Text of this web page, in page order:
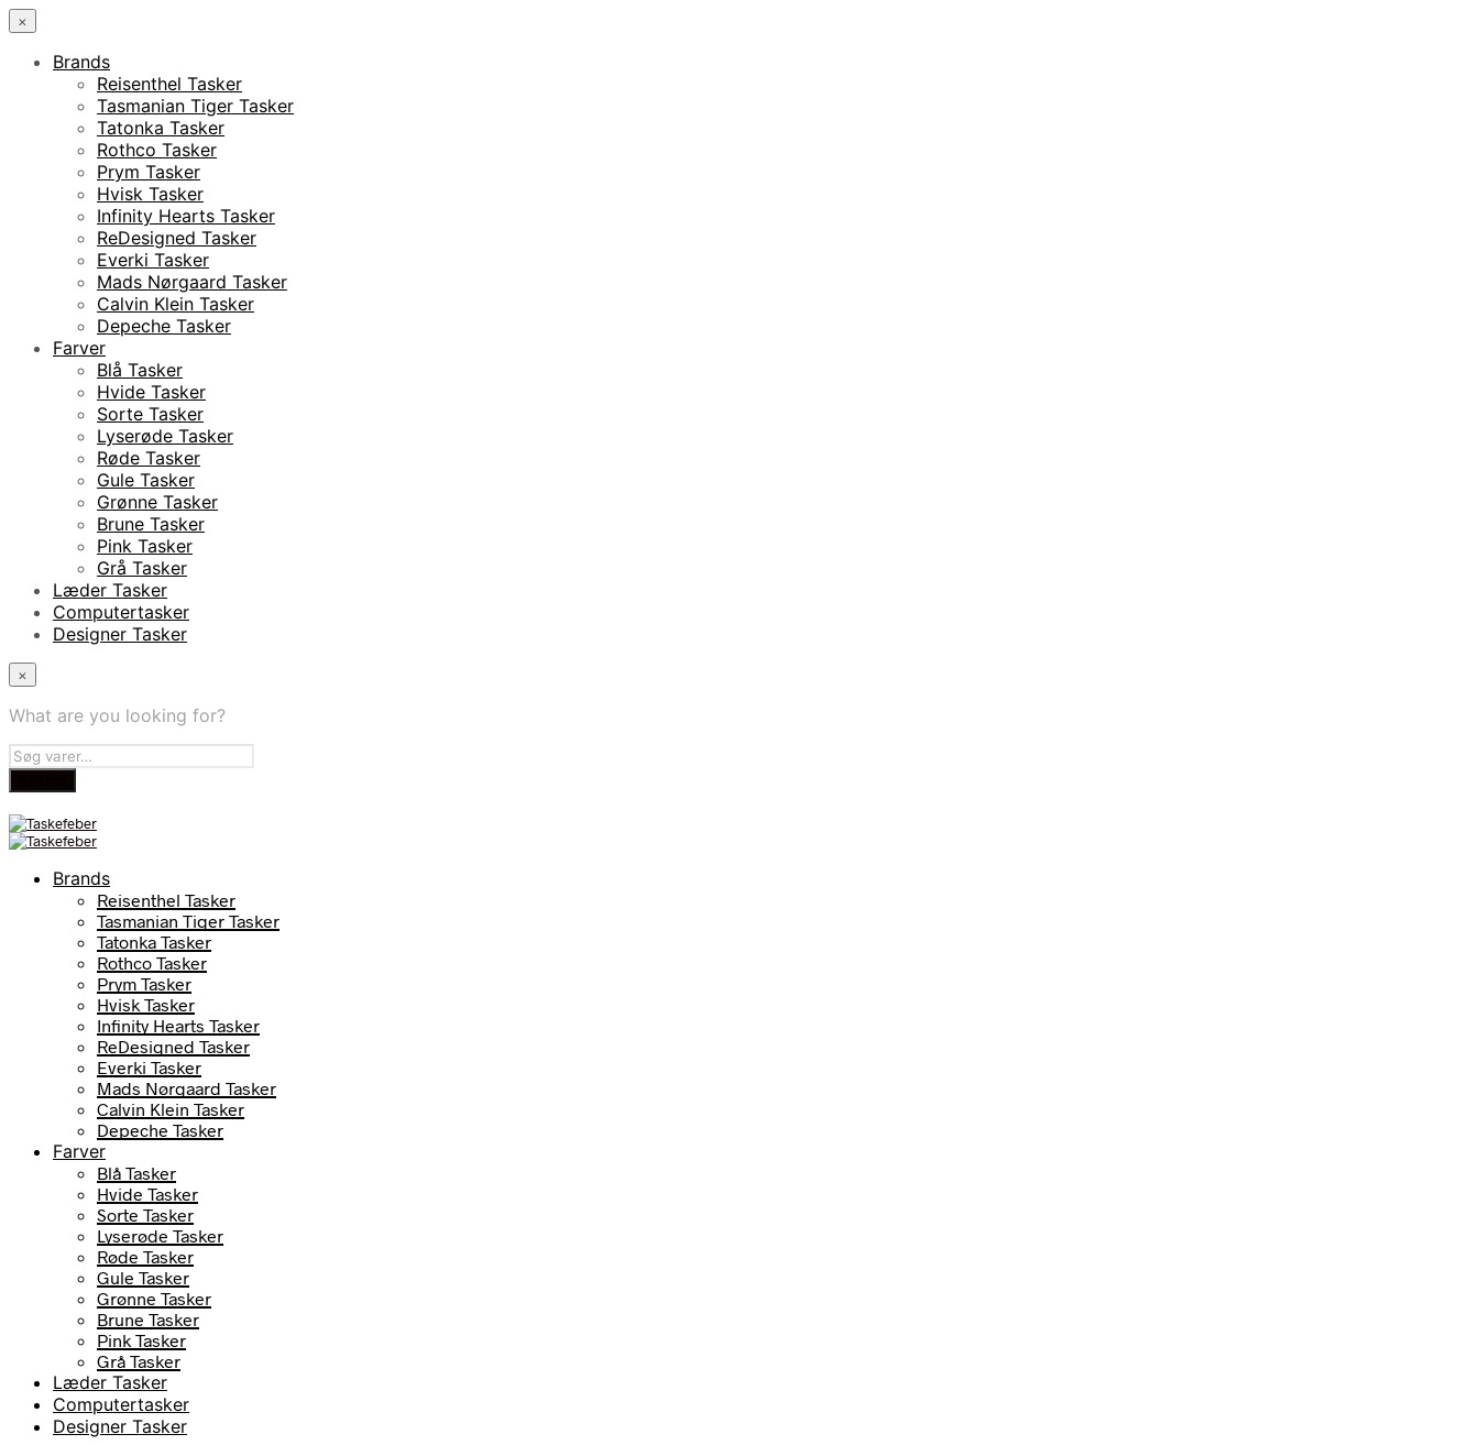
×
Brands
Reisenthel Tasker
Tasmanian Tiger Tasker
Tatonka Tasker
Rothco Tasker
Prym Tasker
Hvisk Tasker
Infinity Hearts Tasker
ReDesigned Tasker
Everki Tasker
Mads Nørgaard Tasker
Calvin Klein Tasker
Depeche Tasker
Farver
Blå Tasker
Hvide Tasker
Sorte Tasker
Lyserøde Tasker
Røde Tasker
Gule Tasker
Grønne Tasker
Brune Tasker
Pink Tasker
Grå Tasker
Læder Tasker
Computertasker
Designer Tasker
×
What are you looking for?
Brands
Reisenthel Tasker
Tasmanian Tiger Tasker
Tatonka Tasker
Rothco Tasker
Prym Tasker
Hvisk Tasker
Infinity Hearts Tasker
ReDesigned Tasker
Everki Tasker
Mads Nørgaard Tasker
Calvin Klein Tasker
Depeche Tasker
Farver
Blå Tasker
Hvide Tasker
Sorte Tasker
Lyserøde Tasker
Røde Tasker
Gule Tasker
Grønne Tasker
Brune Tasker
Pink Tasker
Grå Tasker
Læder Tasker
Computertasker
Designer Tasker